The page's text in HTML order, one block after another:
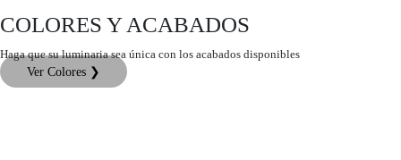
COLORES Y ACABADOS
Haga que su luminaria sea única con los acabados disponibles
Ver Colores ❯